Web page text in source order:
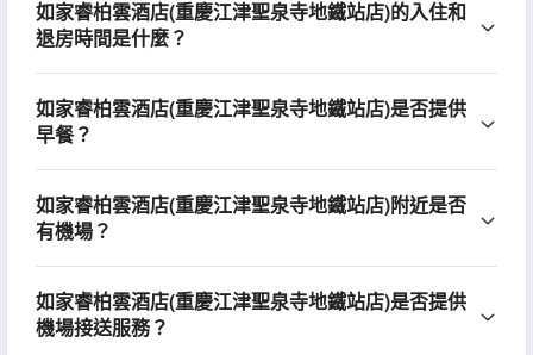
如家睿柏雲酒店(重慶江津聖泉寺地鐵站店)的入住和
退房時間是什麼？
如家睿柏雲酒店(重慶江津聖泉寺地鐵站店)是否提供
早餐？
如家睿柏雲酒店(重慶江津聖泉寺地鐵站店)附近是否
有機場？
如家睿柏雲酒店(重慶江津聖泉寺地鐵站店)是否提供
機場接送服務？